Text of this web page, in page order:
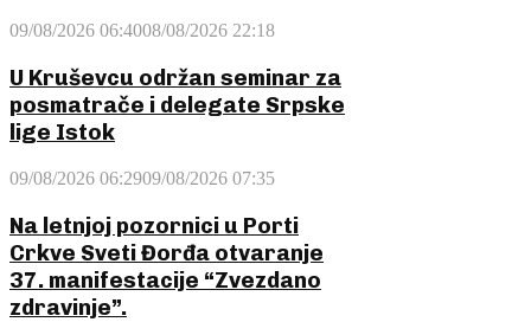
09/08/2026 06:4008/08/2026 22:18
U Kruševcu održan seminar za
posmatrače i delegate Srpske
lige Istok
09/08/2026 06:2909/08/2026 07:35
Na letnjoj pozornici u Porti
Crkve Sveti Đorđa otvaranje
37. manifestacije “Zvezdano
zdravinje”.